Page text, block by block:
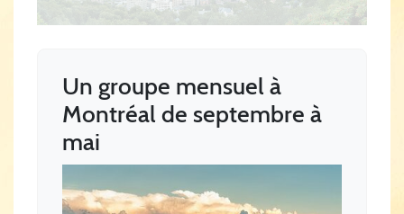
Un groupe mensuel à
Montréal de septembre à
mai